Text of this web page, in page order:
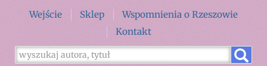
Wejście Sklep
Wspomnienia o Rzeszowie
Kontakt